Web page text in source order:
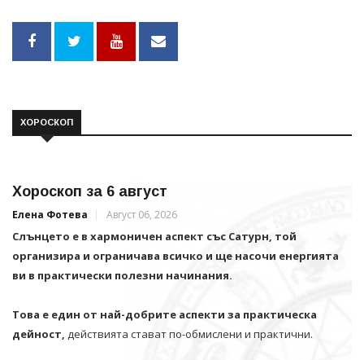
ХОРОСКОП
Хороскоп за 6 август
Елена Фотева Август 06, 2026
Слънцето е в хармоничен аспект със Сатурн, той
организира и ограничава всичко и щe насочи енергията
ви в практически полезни начинания.
Това е един от най-добрите аспекти за практическа
дейност, действията стават по-обмислени и практични.